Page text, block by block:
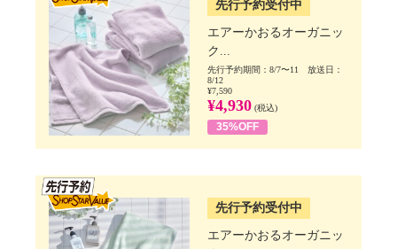
先行予約受付中
エアーかおるオーガニッ
ク...
先行予約期間：8/7〜11 放送日：
8/12
¥7,590
¥4,930 (税込)
35%OFF
先行予約受付中
エアーかおるオーガニッ